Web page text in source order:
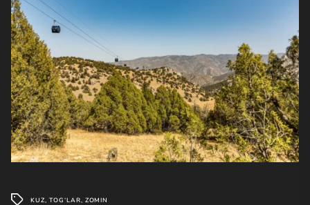
KUZ, TOG’LAR, ZOMIN